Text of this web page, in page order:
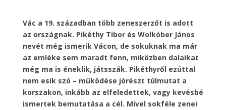
Vác a 19. században több zeneszerzőt is adott
az országnak. Pikéthy Tibor és Wolkóber János
nevét még ismerik Vácon, de sokuknak ma már
az emléke sem maradt fenn, miközben dalaikat
még ma is éneklik, játsszák. Pikéthyről ezúttal
nem esik szó – működése jórészt túlmutat a
korszakon, inkább az elfeledettek, vagy kevésbé
ismertek bemutatása a cél. Mivel sokféle zenei